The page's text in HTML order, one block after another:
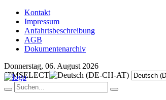
Kontakt
Impressum
Anfahrtsbeschreibung
AGB
Dokumentenarchiv
Donnerstag, 06. August 2026
JFMSELECT